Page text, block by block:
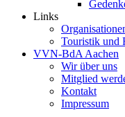
Links
Touristik und
VVN-BdA Aachen
Wir über uns
Mitglied
Kontakt
Impressum